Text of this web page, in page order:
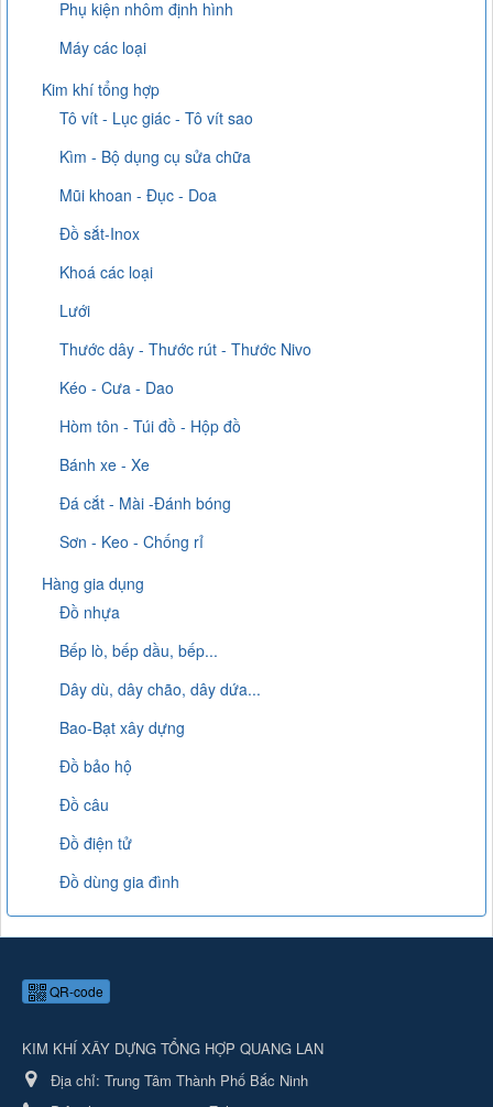
Phụ kiện nhôm định hình
Máy các loại
Kim khí tổng hợp
Tô vít - Lục giác - Tô vít sao
Kìm - Bộ dụng cụ sửa chữa
Mũi khoan - Đục - Doa
Đồ sắt-Inox
Khoá các loại
Lưới
Thước dây - Thước rút - Thước Nivo
Kéo - Cưa - Dao
Hòm tôn - Túi đồ - Hộp đồ
Bánh xe - Xe
Đá cắt - Mài -Đánh bóng
Sơn - Keo - Chống rỉ
Hàng gia dụng
Đồ nhựa
Bếp lò, bếp dầu, bếp...
Dây dù, dây chão, dây dứa...
Bao-Bạt xây dựng
Đồ bảo hộ
Đồ câu
Đồ điện tử
Đồ dùng gia đình
QR-code
KIM KHÍ XÂY DỰNG TỔNG HỢP QUANG LAN
Địa chỉ: Trung Tâm Thành Phố Bắc Ninh